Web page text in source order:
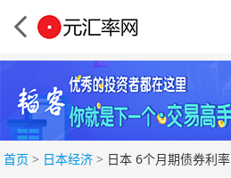
首页 > 日本经济 > 日本 6个月期债券利率